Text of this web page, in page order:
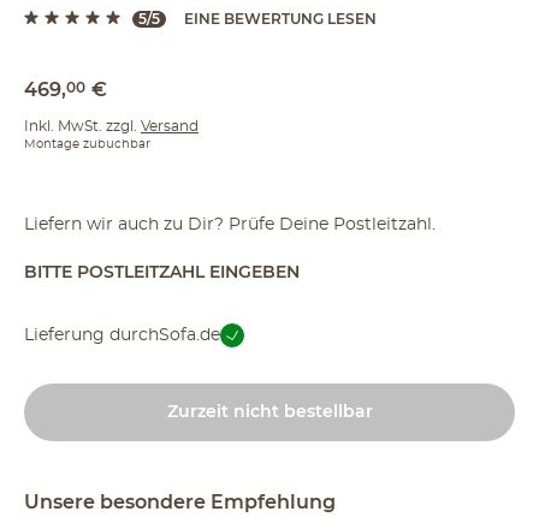
5/5
EINE BEWERTUNG LESEN
469,00 €
Inkl. MwSt. zzgl. Versand
Montage zubuchbar
Liefern wir auch zu Dir? Prüfe Deine Postleitzahl.
BITTE POSTLEITZAHL EINGEBEN
Lieferung durchSofa.de
Zurzeit nicht bestellbar
Unsere besondere Empfehlung